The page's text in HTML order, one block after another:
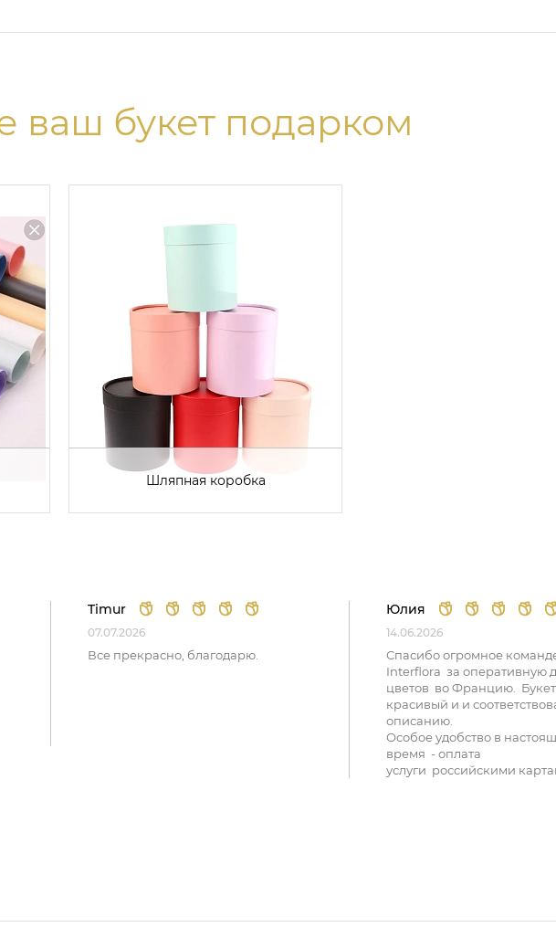
ваш букет подарком
Шляпная коробка
Timur
07.07.2026
Все прекрасно, благодарю.
Юлия
14.06.2026
Спасибо огромное
Interflora за оперативную
цветов во Францию.
красивый и и
описанию.
Особое удобство в
время - оплата
услуги российскими